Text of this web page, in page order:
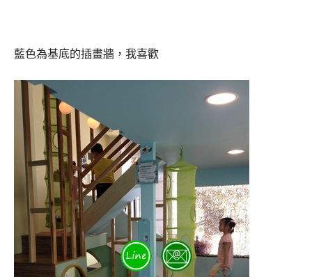
藍色為基底的插畫牆，我喜歡